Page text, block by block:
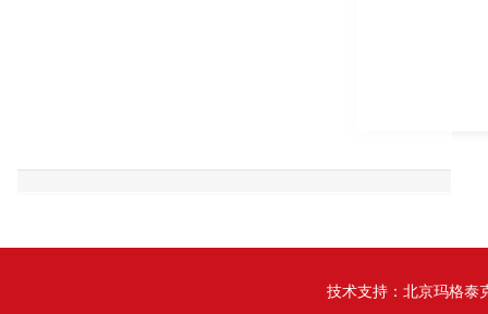
技术支持： 北京玛格泰